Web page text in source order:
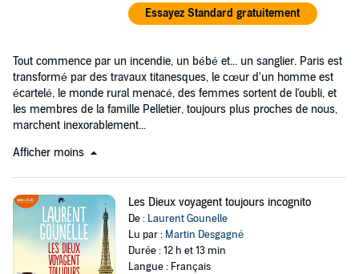
Essayez Standard gratuitement
Tout commence par un incendie, un bébé et... un sanglier. Paris est
transformé par des travaux titanesques, le cœur d'un homme est
écartelé, le monde rural menacé, des femmes sortent de l'oubli, et
les membres de la famille Pelletier, toujours plus proches de nous,
marchent inexorablement...
Afficher moins
Les Dieux voyagent toujours incognito
De : Laurent Gounelle
Lu par : Martin Desgagné
Durée : 12 h et 13 min
Langue : Français